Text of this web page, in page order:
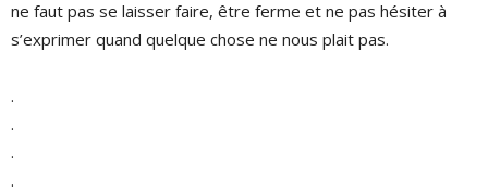
ne faut pas se laisser faire, être ferme et ne pas hésiter à
s’exprimer quand quelque chose ne nous plait pas.
.
.
.
.